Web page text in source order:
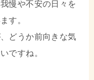
慢や不安の日々を
す。
どうか前向きな気
ですね。